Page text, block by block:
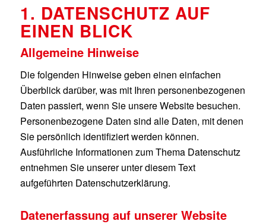
1. DATENSCHUTZ AUF
EINEN BLICK
Allgemeine Hinweise
Die folgenden Hinweise geben einen einfachen
Überblick darüber, was mit Ihren personenbezogenen
Daten passiert, wenn Sie unsere Website besuchen.
Personenbezogene Daten sind alle Daten, mit denen
Sie persönlich identifiziert werden können.
Ausführliche Informationen zum Thema Datenschutz
entnehmen Sie unserer unter diesem Text
aufgeführten Datenschutzerklärung.
Datenerfassung auf unserer Website